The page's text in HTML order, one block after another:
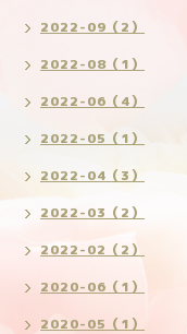
2022-09（2）
2022-08（1）
2022-06（4）
2022-05（1）
2022-04（3）
2022-03（2）
2022-02（2）
2020-06（1）
2020-05（1）